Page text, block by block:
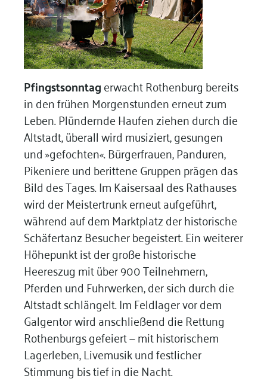
Pfingstsonntagerwacht Rothenburg bereits
in den frühen Morgenstunden erneut zum
Leben. Plündernde Haufen ziehen durch die
Altstadt, überall wird musiziert, gesungen
und »gefochten«. Bürgerfrauen, Panduren,
Pikeniere und berittene Gruppen prägen das
Bild des Tages. Im Kaisersaal des Rathauses
wird der Meistertrunk erneut aufgeführt,
während auf dem Marktplatz der historische
Schäfertanz Besucher begeistert. Ein weiterer
Höhepunkt ist der große historische
Heereszug mit über 900 Teilnehmern,
Pferden und Fuhrwerken, der sich durch die
Altstadt schlängelt. Im Feldlager vor dem
Galgentor wird anschließend die Rettung
Rothenburgs gefeiert — mit historischem
Lagerleben, Livemusik und festlicher
Stimmung bis tief in die Nacht.